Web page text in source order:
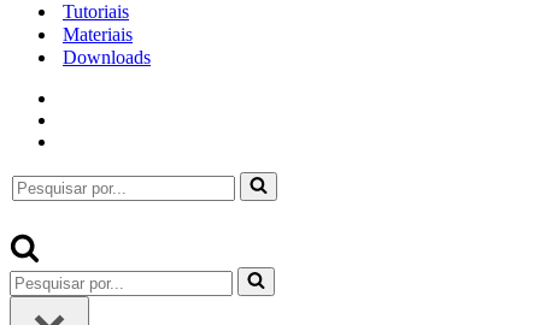
Tutoriais
Materiais
Downloads
Pesquisar
por...
Pesquisar
por...